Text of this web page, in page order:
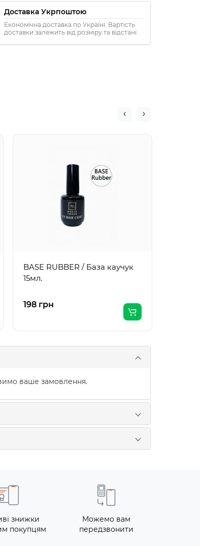
Доставка Укрпоштою
Економічна доставка по Україні. Вартість
доставки залежить від розміру та відстані.
BASE RUBBER / База каучук
15мл.
198 грн
ваше замовлення.
знижки
покупцям
Можемо вам
передзвонити